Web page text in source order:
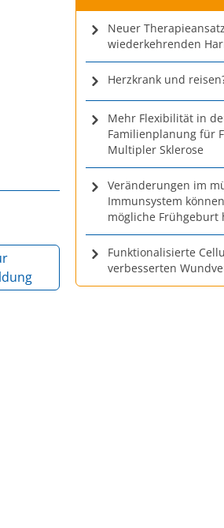
Neuer
wiederkehrenden
Herzkrank und
Mehr Flexibilität in
Familienplanung für
Multipler Sklerose
Veränderungen im
Immunsystem
mögliche Frühgeburt
Funktionalisierte
verbesserten